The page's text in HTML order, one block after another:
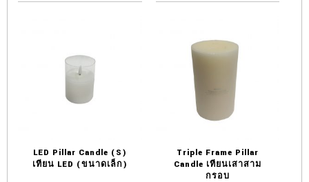
LED Pillar Candle (S)
เทียน LED (ขนาดเล็ก)
Triple Frame Pillar
Candle เทียนเสาสาม
กรอบ